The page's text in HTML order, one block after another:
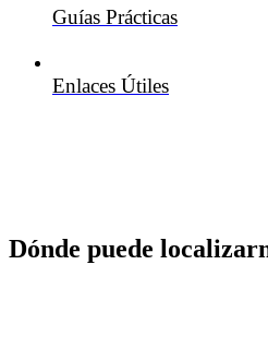
Guías Prácticas
Enlaces Útiles
Dónde puede